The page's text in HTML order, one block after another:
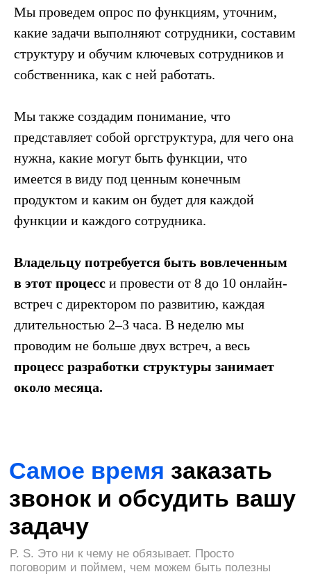
Мы проведем опрос по функциям, уточним,
какие задачи выполняют сотрудники, составим
структуру и обучим ключевых сотрудников и
собственника, как с ней работать.
Мы также создадим понимание, что
представляет собой оргструктура, для чего она
нужна, какие могут быть функции, что
имеется в виду под ценным конечным
продуктом и каким он будет для каждой
функции и каждого сотрудника.
Владельцу потребуется быть вовлеченным
в этот процесс и провести от 8 до 10 онлайн-
встреч с директором по развитию, каждая
длительностью 2–3 часа. В неделю мы
проводим не больше двух встреч, а весь
процесс разработки структуры занимает
около месяца.